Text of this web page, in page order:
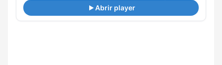
Abrir player